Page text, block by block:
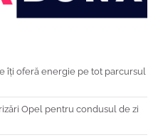
îți oferă energie pe tot parcursul
Opel pentru condusul de zi